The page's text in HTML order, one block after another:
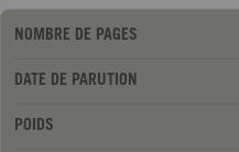
NOMBRE DE PAGES
DATE DE PARUTION
POIDS